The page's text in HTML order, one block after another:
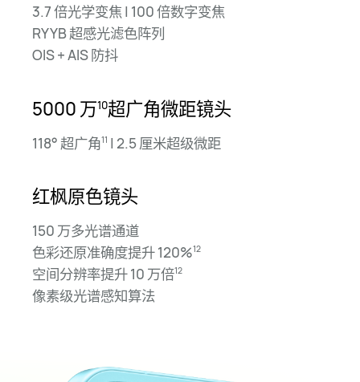
3.7 倍光学变焦 | 100 倍数字变焦
RYYB 超感光滤色阵列
OIS + AIS 防抖
5000 万10超广角微距镜头
118° 超广角11 | 2.5 厘米超级微距
红枫原色镜头
150 万多光谱通道
色彩还原准确度提升 120%12
空间分辨率提升 10 万倍12
像素级光谱感知算法